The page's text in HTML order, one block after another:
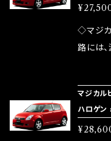
品化を果
果・接
発揮し
ドリン
など、こ
モータ
品化を果
ます。 1.溶接回路であるため、配線と比較し抵抗
が大き
中に漏
ズが、
ヒュー
果・接
◇マジカ
路には
路とし
しかし
ます。 1.溶接回路であるため、配線と比較し抵抗
マジカ
ハロゲ
6個